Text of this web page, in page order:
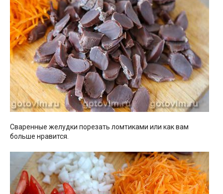
Сваренные желудки порезать ломтиками или как вам
больше нравится.